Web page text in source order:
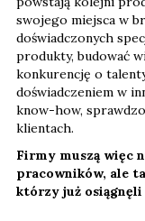
swojego miejsca w
doświadczonych
produkty, budować
konkurencję o
doświadczeniem w
know-how,
klientach.
Firmy muszą więc
pracowników, ale
którzy już osiągnęli